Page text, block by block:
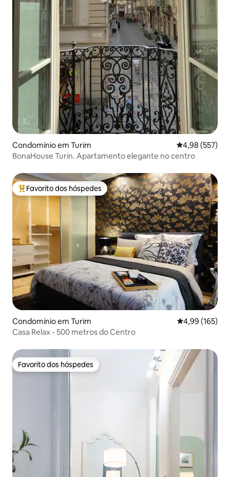
Condomínio em Turim Classificação
4,98 (557)
BonaHouse Turin. Apartamento elegante no centro
Favoritos dos hóspedes mais apreciados
Favorito dos hóspedes
Condomínio em Turim Classificação
4,99 (165)
Casa Relax - 500 metros do Centro
Favorito dos hóspedes
Favorito dos hóspedes